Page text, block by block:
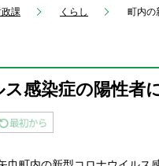
課 くらし 町内の
感染症の陽性者